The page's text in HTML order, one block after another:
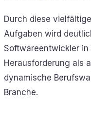
Durch diese
Aufgaben wird
Softwareentwickler
Herausforderung als
dynamische
Branche.